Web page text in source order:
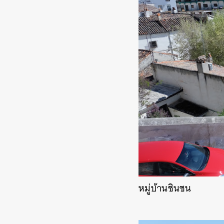
หมู่บ้านชินชน
ค้น